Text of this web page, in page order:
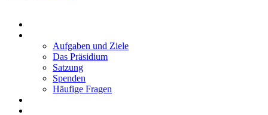
Aufgaben und Ziele
Das Präsidium
Satzung
Spenden
Häufige Fragen